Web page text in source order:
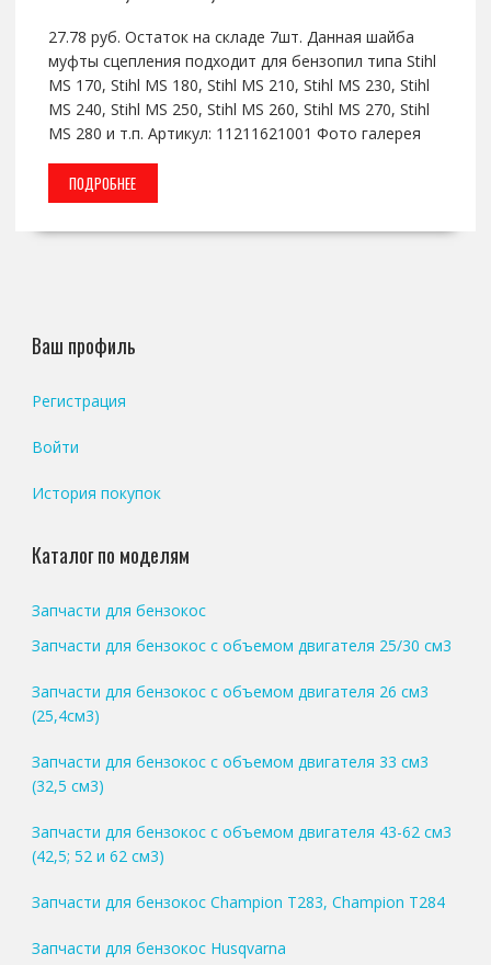
27.78 руб. Остаток на складе 7шт. Данная шайба
муфты сцепления подходит для бензопил типа Stihl
MS 170, Stihl MS 180, Stihl MS 210, Stihl MS 230, Stihl
MS 240, Stihl MS 250, Stihl MS 260, Stihl MS 270, Stihl
MS 280 и т.п. Артикул: 11211621001 Фото галерея
ПОДРОБНЕЕ
Ваш профиль
Регистрация
Войти
История покупок
Каталог по моделям
Запчасти для бензокос
Запчасти для бензокос с объемом двигателя 25/30 см3
Запчасти для бензокос с объемом двигателя 26 см3
(25,4см3)
Запчасти для бензокос с объемом двигателя 33 см3
(32,5 см3)
Запчасти для бензокос с объемом двигателя 43-62 см3
(42,5; 52 и 62 см3)
Запчасти для бензокос Champion T283, Champion T284
Запчасти для бензокос Husqvarna